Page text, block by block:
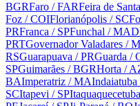
BGRFaro / FARFeira de
Foz / COIFlorianópolis / SC
PRFranca / SPFunchal / MAD
PRTGovernador Valadares /
RSGuarapuava / PRGuarda /
SPGuimarães / BGRHorta /
BAImperatriz / MAIndaiatuba
SCItapevi / SPItaquaquecetuba